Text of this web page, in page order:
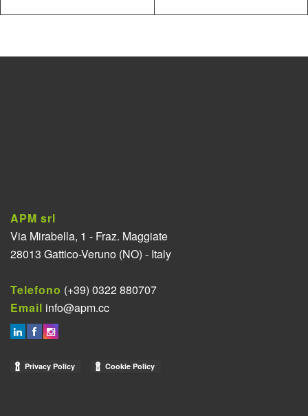
APM srl
Via Mirabella, 1 - Fraz. Maggiate
28013 Gattico-Veruno (NO) - Italy
Telefono (+39) 0322 880707
Email info@apm.cc